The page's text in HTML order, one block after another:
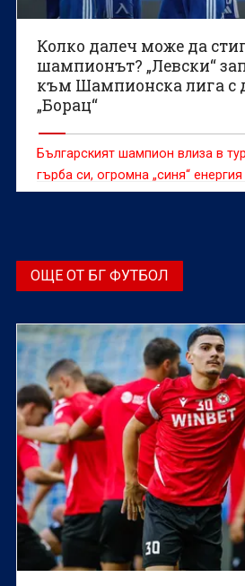
Колко далеч може да
шампионът? „Левски“
към Шампионска лига с
„Борац“
Българският шампион влиза в
гърба си, огромна „синя“
една ясна задача
ОЩЕ ОТ БГ ФУТБОЛ